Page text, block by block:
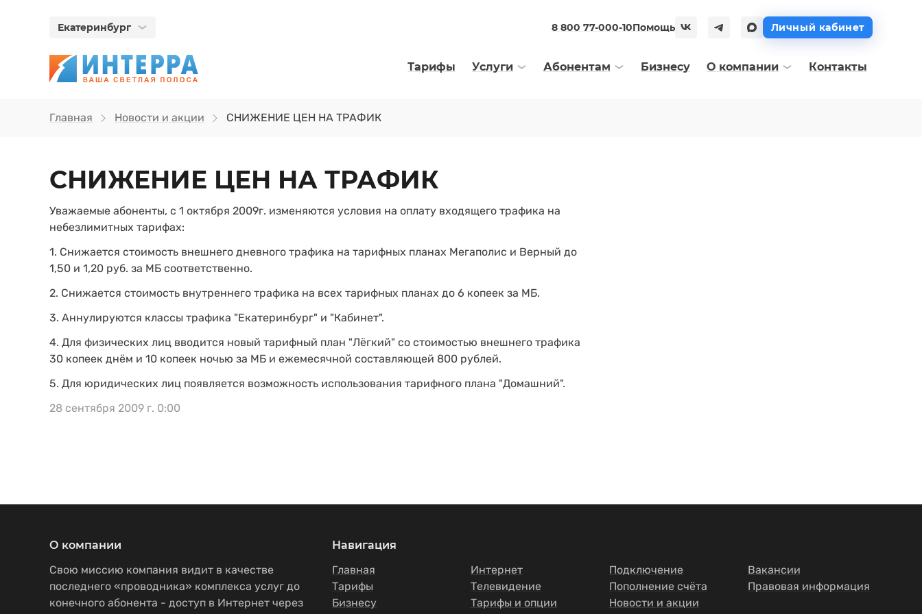
Екатеринбург 8 800 77-000-10Помощь Личный кабинет
Тарифы Услуги Абонентам Бизнесу О компании Контакты
Главная Новости и акции СНИЖЕНИЕ ЦЕН НА ТРАФИК
СНИЖЕНИЕ ЦЕН НА ТРАФИК
Уважаемые абоненты, с 1 октября 2009г. изменяются условия на оплату входящего трафика на
небезлимитных тарифах:
1. Снижается стоимость внешнего дневного трафика на тарифных планах Мегаполис и Верный до
1,50 и 1,20 руб. за МБ соответственно.
2. Снижается стоимость внутреннего трафика на всех тарифных планах до 6 копеек за МБ.
3. Аннулируются классы трафика "Екатеринбург" и "Кабинет".
4. Для физических лиц вводится новый тарифный план "Лёгкий" со стоимостью внешнего трафика
30 копеек днём и 10 копеек ночью за МБ и ежемесячной составляющей 800 рублей.
5. Для юридических лиц появляется возможность использования тарифного плана "Домашний".
28 сентября 2009 г. 0:00
О компании
Свою миссию компания видит в качестве
последнего «проводника» комплекса услуг до
конечного абонента - доступ в Интернет через
Навигация
Главная
Тарифы
Бизнесу
Интернет
Телевидение
Тарифы и опции
Подключение
Пополнение счёта
Новости и акции
Вакансии
Правовая информация